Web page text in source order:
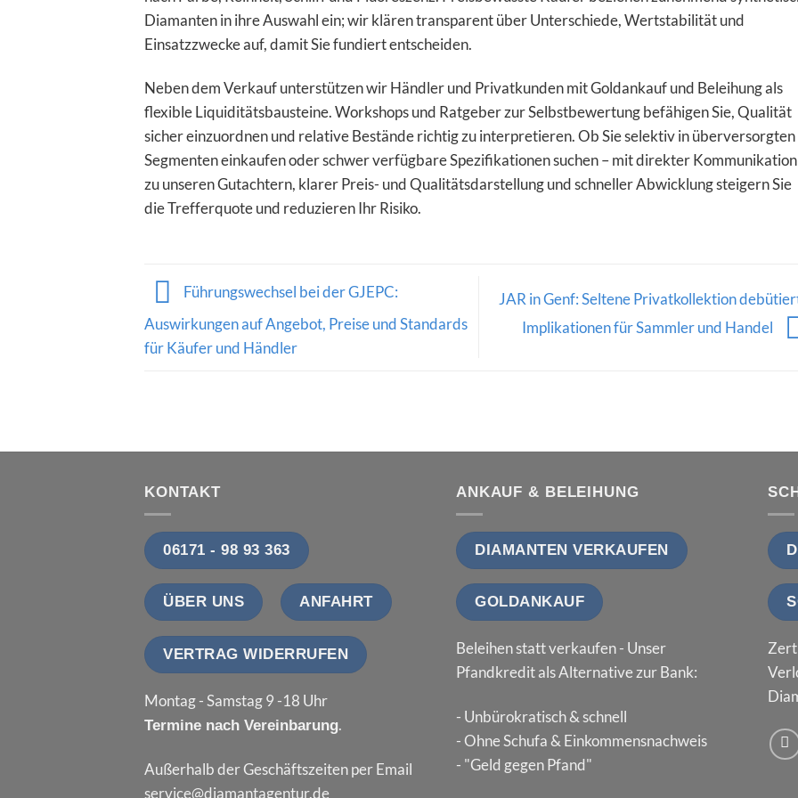
Diamanten in ihre Auswahl ein; wir klären transparent über Unterschiede, Wertstabilität und
Einsatzzwecke auf, damit Sie fundiert entscheiden.
Neben dem Verkauf unterstützen wir Händler und Privatkunden mit Goldankauf und Beleihung als
flexible Liquiditätsbausteine. Workshops und Ratgeber zur Selbstbewertung befähigen Sie, Qualität
sicher einzuordnen und relative Bestände richtig zu interpretieren. Ob Sie selektiv in überversorgten
Segmenten einkaufen oder schwer verfügbare Spezifikationen suchen – mit direkter Kommunikation
zu unseren Gutachtern, klarer Preis- und Qualitätsdarstellung und schneller Abwicklung steigern Sie
die Trefferquote und reduzieren Ihr Risiko.
Führungswechsel bei der GJEPC:
Auswirkungen auf Angebot, Preise und Standards
für Käufer und Händler
JAR in Genf: Seltene Privatkollektion
Implikationen für Sammler und Handel
KONTAKT
06171 - 98 93 363
ÜBER UNS ANFAHRT
VERTRAG WIDERRUFEN
Montag - Samstag 9 -18 Uhr
Termine nach Vereinbarung.
Außerhalb der Geschäftszeiten per Email
service@diamantagentur.de
ANKAUF & BELEIHUNG
DIAMANTEN VERKAUFEN
GOLDANKAUF
Beleihen statt verkaufen - Unser
Pfandkredit als Alternative zur Bank:
- Unbürokratisch & schnell
- Ohne Schufa & Einkommensnachweis
- "Geld gegen Pfand"